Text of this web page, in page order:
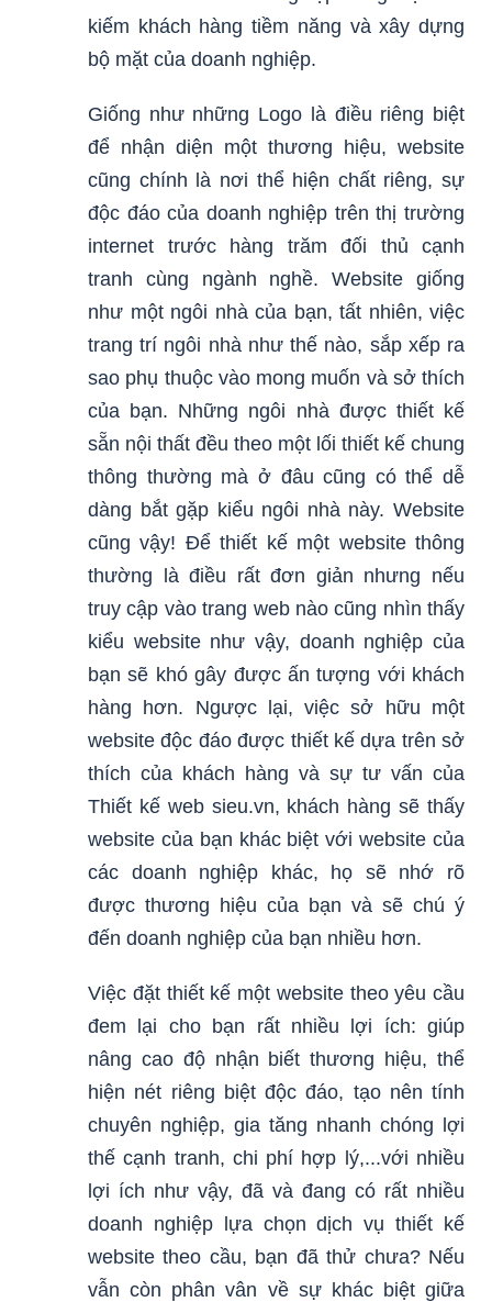
kiếm khách hàng tiềm năng và xây dựng
bộ mặt của doanh nghiệp.
Giống như những Logo là điều riêng biệt
để nhận diện một thương hiệu, website
cũng chính là nơi thể hiện chất riêng, sự
độc đáo của doanh nghiệp trên thị trường
internet trước hàng trăm đối thủ cạnh
tranh cùng ngành nghề. Website giống
như một ngôi nhà của bạn, tất nhiên, việc
trang trí ngôi nhà như thế nào, sắp xếp ra
sao phụ thuộc vào mong muốn và sở thích
của bạn. Những ngôi nhà được thiết kế
sẵn nội thất đều theo một lối thiết kế chung
thông thường mà ở đâu cũng có thể dễ
dàng bắt gặp kiểu ngôi nhà này. Website
cũng vậy! Để thiết kế một website thông
thường là điều rất đơn giản nhưng nếu
truy cập vào trang web nào cũng nhìn thấy
kiểu website như vậy, doanh nghiệp của
bạn sẽ khó gây được ấn tượng với khách
hàng hơn. Ngược lại, việc sở hữu một
website độc đáo được thiết kế dựa trên sở
thích của khách hàng và sự tư vấn của
Thiết kế web sieu.vn, khách hàng sẽ thấy
website của bạn khác biệt với website của
các doanh nghiệp khác, họ sẽ nhớ rõ
được thương hiệu của bạn và sẽ chú ý
đến doanh nghiệp của bạn nhiều hơn.
Việc đặt thiết kế một website theo yêu cầu
đem lại cho bạn rất nhiều lợi ích: giúp
nâng cao độ nhận biết thương hiệu, thể
hiện nét riêng biệt độc đáo, tạo nên tính
chuyên nghiệp, gia tăng nhanh chóng lợi
thế cạnh tranh, chi phí hợp lý,...với nhiều
lợi ích như vậy, đã và đang có rất nhiều
doanh nghiệp lựa chọn dịch vụ thiết kế
website theo cầu, bạn đã thử chưa? Nếu
vẫn còn phân vân về sự khác biệt giữa